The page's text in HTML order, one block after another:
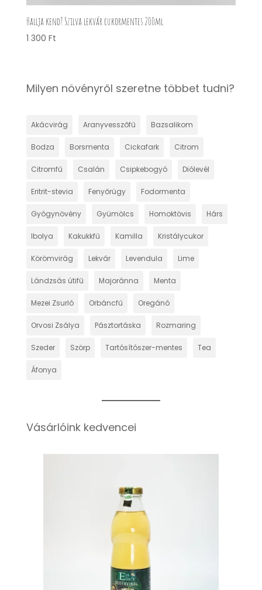
Hallja kend? Szilva lekvár cukormentes 200ml
1 300 Ft
Milyen növényről szeretne többet tudni?
Akácvirág Aranyvesszőfű Bazsalikom
Bodza Borsmenta Cickafark Citrom
Citromfű Csalán Csipkebogyó Diólevél
Eritrit-stevia Fenyőrügy Fodormenta
Gyógynövény Gyümölcs Homoktövis Hárs
Ibolya Kakukkfű Kamilla Kristálycukor
Körömvirág Lekvár Levendula Lime
Lándzsás útifű Majoránna Menta
Mezei Zsurló Orbáncfű Oregánó
Orvosi Zsálya Pásztortáska Rozmaring
Szeder Szörp Tartósítószer-mentes Tea
Áfonya
Vásárlóink kedvencei